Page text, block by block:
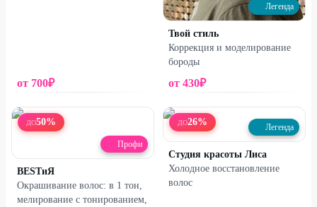
от 700₽
Легенда
Твой стиль
Коррекция и моделирование
бороды
от 430₽
ДО50%
Профи
BESTиЯ
Окрашивание волос: в 1 тон,
мелирование с тонированием,
ДО26% Легенда
Студия красоты Лиса
Холодное восстановление
волос